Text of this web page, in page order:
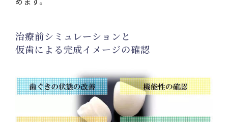
治療前シミュレーションと
仮歯による完成イメージの確認